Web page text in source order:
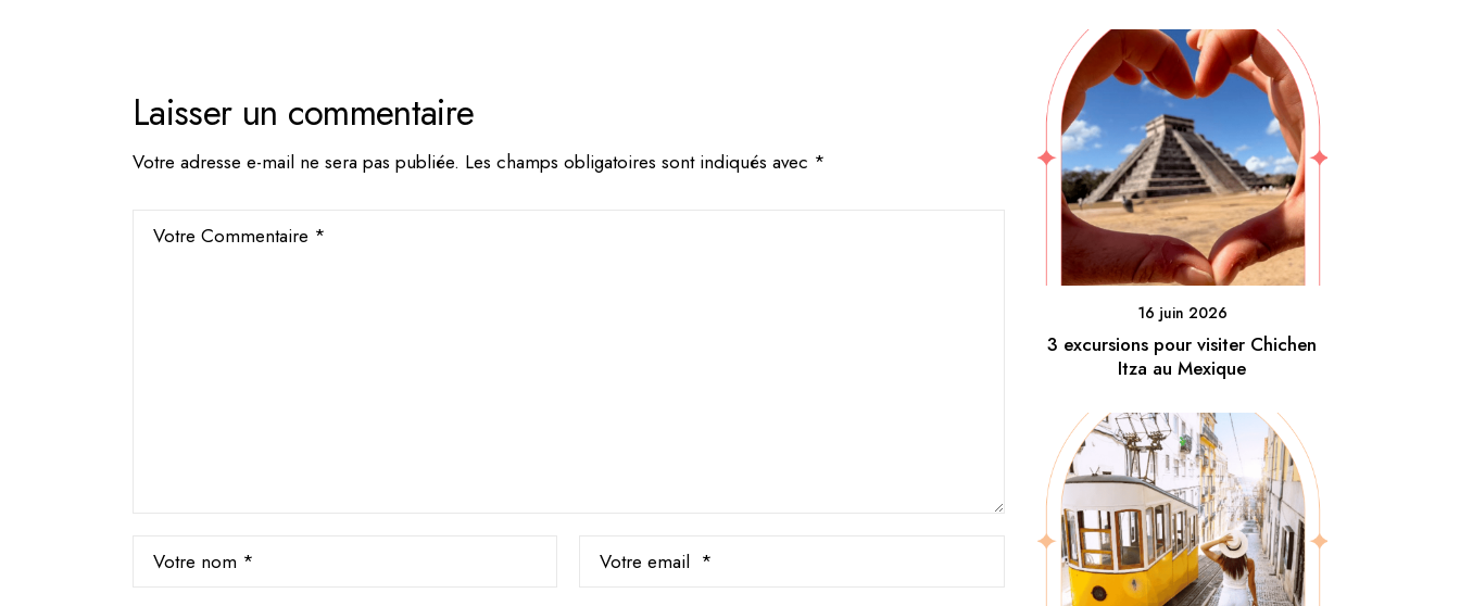
Laisser un commentaire
Votre adresse e-mail ne sera pas publiée. Les champs obligatoires sont indiqués avec *
16 juin 2026
3 excursions pour visiter Chichen
Itza au Mexique